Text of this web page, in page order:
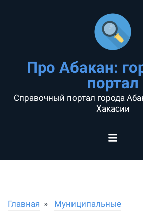
Про Абакан:
портал
Справочный портал города
Хакасии
Главная Муниципальные